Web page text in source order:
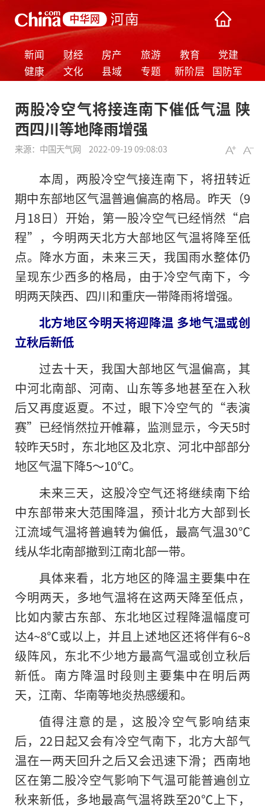
新闻 财经 房产 旅游 教育
党建
健康
文化 县域 专题 新阶层
国防军
两股冷空气将接连南下催低气温 陕
西四川等地降雨增强
来源： 中国天气网 2022-09-19 09:08:03
本周，两股冷空气接连南下，将扭转近
期中东部地区气温普遍偏高的格局。昨天（9
月18日）开始，第一股冷空气已经悄然“启
程”，今明两天北方大部地区气温将降至低
点。降水方面，未来三天，我国雨水整体仍
呈现东少西多的格局，由于冷空气南下，今
明两天陕西、四川和重庆一带降雨将增强。
北方地区今明天将迎降温 多地气温或创
立秋后新低
过去十天，我国大部地区气温偏高，其
中河北南部、河南、山东等多地甚至在入秋
后又再度返夏。不过，眼下冷空气的“表演
赛”已经悄然拉开帷幕，监测显示，今天5时
较昨天5时，东北地区及北京、河北中部部分
地区气温下降5～10℃。
未来三天，这股冷空气还将继续南下给
中东部带来大范围降温，预计北方大部到长
江流域气温将普遍转为偏低，最高气温30℃
线从华北南部撤到江南北部一带。
具体来看，北方地区的降温主要集中在
今明两天，多地气温将在这两天降至低点，
比如内蒙古东部、东北地区过程降温幅度可
达4~8℃或以上，并且上述地区还将伴有6~8
级阵风，东北不少地方最高气温或创立秋后
新低。南方降温时段则主要集中在明后两
天，江南、华南等地炎热感缓和。
值得注意的是，这股冷空气影响结束
后，22日起又会有冷空气南下，北方大部气
温在一两天回升之后又会迅速下滑；西南地
区在第二股冷空气影响下气温可能普遍创立
秋来新低，多地最高气温将跌至20℃上下，